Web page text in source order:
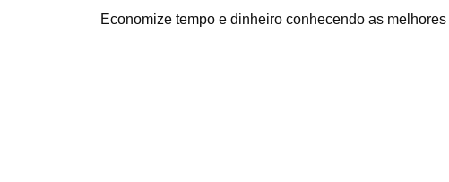
Economize tempo e dinheiro conhecendo as melhores